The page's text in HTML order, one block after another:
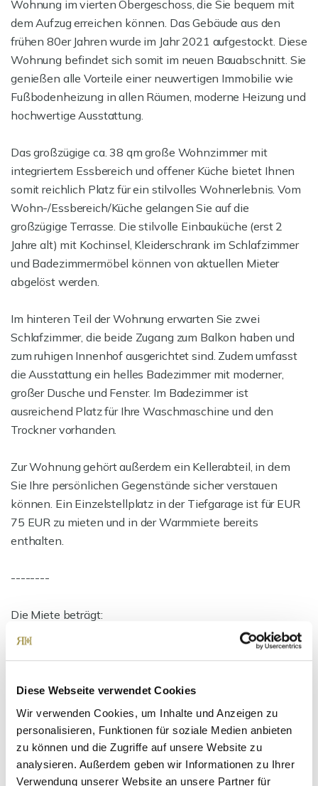
Diese Webseite verwendet Cookies
Wir verwenden Cookies, um Inhalte und Anzeigen zu
personalisieren, Funktionen für soziale Medien anbieten
zu können und die Zugriffe auf unsere Website zu
analysieren. Außerdem geben wir Informationen zu Ihrer
Verwendung unserer Website an unsere Partner für
Wohnung im vierten Obergeschoss, die Sie bequem mit
dem Aufzug erreichen können. Das Gebäude aus den
frühen 80er Jahren wurde im Jahr 2021 aufgestockt. Diese
Wohnung befindet sich somit im neuen Bauabschnitt. Sie
genießen alle Vorteile einer neuwertigen Immobilie wie
Fußbodenheizung in allen Räumen, moderne Heizung und
hochwertige Ausstattung.
Das großzügige ca. 38 qm große Wohnzimmer mit
integriertem Essbereich und offener Küche bietet Ihnen
somit reichlich Platz für ein stilvolles Wohnerlebnis. Vom
Wohn-/Essbereich/Küche gelangen Sie auf die
großzügige Terrasse. Die stilvolle Einbauküche (erst 2
Jahre alt) mit Kochinsel, Kleiderschrank im Schlafzimmer
und Badezimmermöbel können von aktuellen Mieter
abgelöst werden.
Im hinteren Teil der Wohnung erwarten Sie zwei
Schlafzimmer, die beide Zugang zum Balkon haben und
zum ruhigen Innenhof ausgerichtet sind. Zudem umfasst
die Ausstattung ein helles Badezimmer mit moderner,
großer Dusche und Fenster. Im Badezimmer ist
ausreichend Platz für Ihre Waschmaschine und den
Trockner vorhanden.
Zur Wohnung gehört außerdem ein Kellerabteil, in dem
Sie Ihre persönlichen Gegenstände sicher verstauen
können. Ein Einzelstellplatz in der Tiefgarage ist für EUR
75 EUR zu mieten und in der Warmmiete bereits
enthalten.
--------
Die Miete beträgt:
TG-Stellplatz 75,00 EUR
____________________________________
Miete gesamt: 2.035,00 EUR